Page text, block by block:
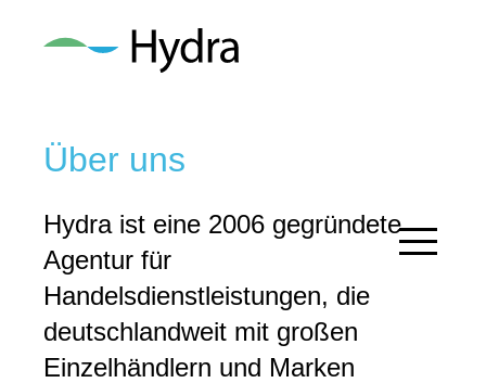
Über uns
Hydra ist eine 2006 gegründete
Agentur für
Handelsdienstleistungen, die
deutschlandweit mit großen
Einzelhändlern und Marken